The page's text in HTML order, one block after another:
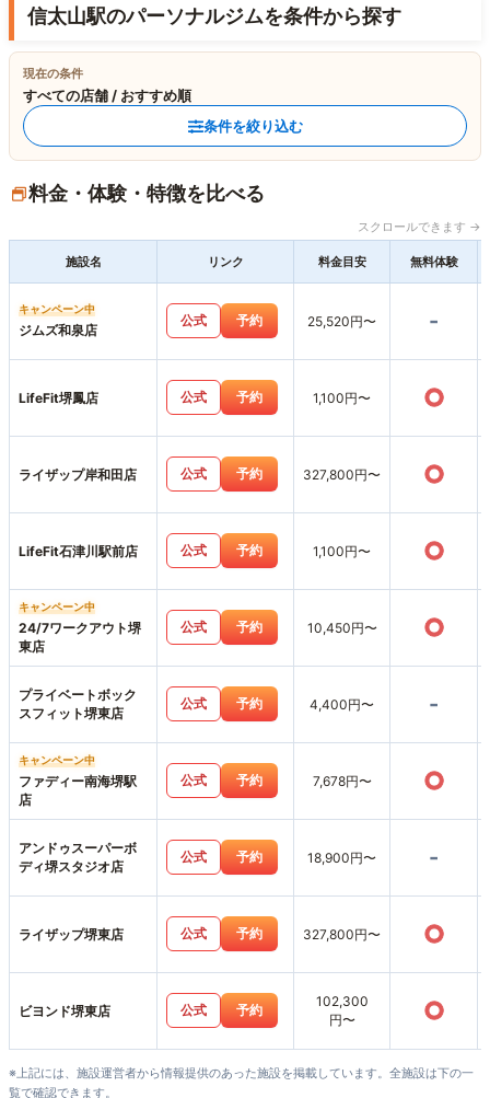
信太山駅のパーソナルジムを条件から探す
現在の条件
すべての店舗 / おすすめ順
条件を絞り込む
料金・体験・特徴を比べる
スクロールできます →
施設名 リンク 料金目安 無料体験
キャンペーン中
ジムズ和泉店
公式 予約 25,520円〜 -
LifeFit堺鳳店 公式 予約 1,100円〜 ○
ライザップ岸和田店 公式 予約 327,800円〜 ○
LifeFit石津川駅前店 公式 予約 1,100円〜 ○
キャンペーン中
24/7ワークアウト堺
東店
公式 予約 10,450円〜 ○
プライベートボック
スフィット堺東店
公式 予約 4,400円〜 -
キャンペーン中
ファディー南海堺駅
店
公式 予約 7,678円〜 ○
アンドゥスーパーボ
ディ堺スタジオ店
公式 予約 18,900円〜 -
ライザップ堺東店 公式 予約 327,800円〜 ○
ビヨンド堺東店 公式 予約
102,300
円〜
○
※上記には、施設運営者から情報提供のあった施設を掲載しています。全施設は下の一
覧で確認できます。